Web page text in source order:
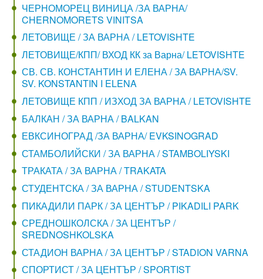
ЧЕРНОМОРЕЦ ВИНИЦА /ЗА ВАРНА/
CHERNOMORETS VINITSA
ЛЕТОВИЩЕ / ЗА ВАРНА / LETOVISHTE
ЛЕТОВИЩЕ/КПП/ ВХОД КК за Варна/ LETOVISHTE
СВ. СВ. КОНСТАНТИН И ЕЛЕНА / ЗА ВАРНА/SV.
SV. KONSTANTIN I ELENA
ЛЕТОВИЩЕ КПП / ИЗХОД ЗА ВАРНА / LETOVISHTE
БАЛКАН / ЗА ВАРНА / BALKAN
ЕВКСИНОГРАД /ЗА ВАРНА/ EVKSINOGRAD
СТАМБОЛИЙСКИ / ЗА ВАРНА / STAMBOLIYSKI
ТРАКАТА / ЗА ВАРНА / TRAKATA
СТУДЕНТСКА / ЗА ВАРНА / STUDENTSKA
ПИКАДИЛИ ПАРК / ЗА ЦЕНТЪР / PIKADILI PARK
СРЕДНОШКОЛСКА / ЗА ЦЕНТЪР /
SREDNOSHKOLSKA
СТАДИОН ВАРНА / ЗА ЦЕНТЪР / STADION VARNA
СПОРТИСТ / ЗА ЦЕНТЪР / SPORTIST